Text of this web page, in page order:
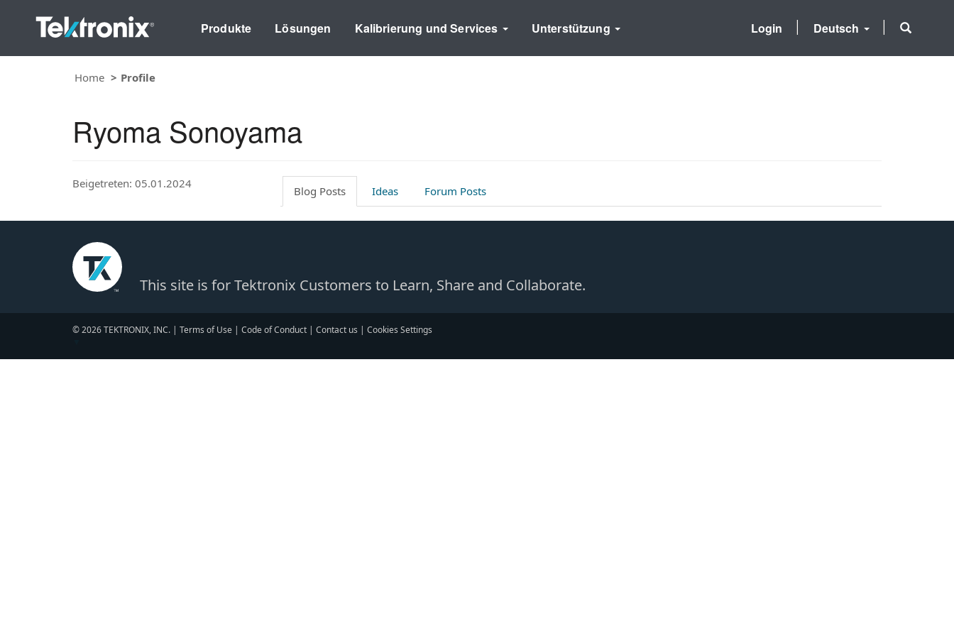
Produkte Lösungen Kalibrierung und Services Unterstützung Deutsch
Login
Home Profile
Ryoma Sonoyama
Beigetreten: 05.01.2024
Blog Posts Ideas Forum Posts
This site is for Tektronix Customers to Learn, Share and Collaborate.
© 2026 TEKTRONIX, INC. | Terms of Use | Code of Conduct | Contact us | Cookies Settings